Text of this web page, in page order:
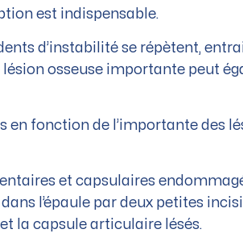
est indispensable.
d’instabilité se répètent,
osseuse importante peut
fonction de l’importante des
et capsulaires
l’épaule par deux petites
et la capsule articulaire lésés.